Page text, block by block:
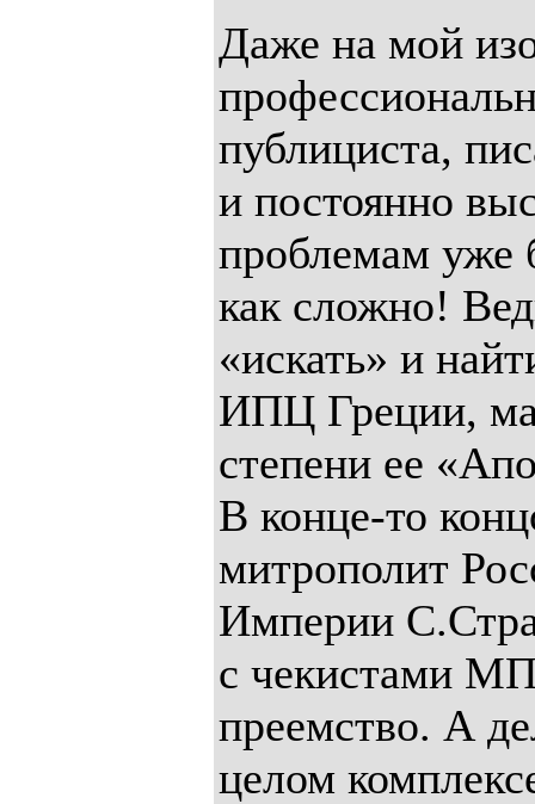
Даже на мой
публициста,
и постоянно
проблемам уже
как сложно!
«искать» и
ИПЦ Греции,
степени ее
В конце-то
митрополит
Империи
с чекистами
преемство. А
целом